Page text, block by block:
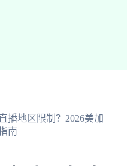
播地区限制？2026美加
南